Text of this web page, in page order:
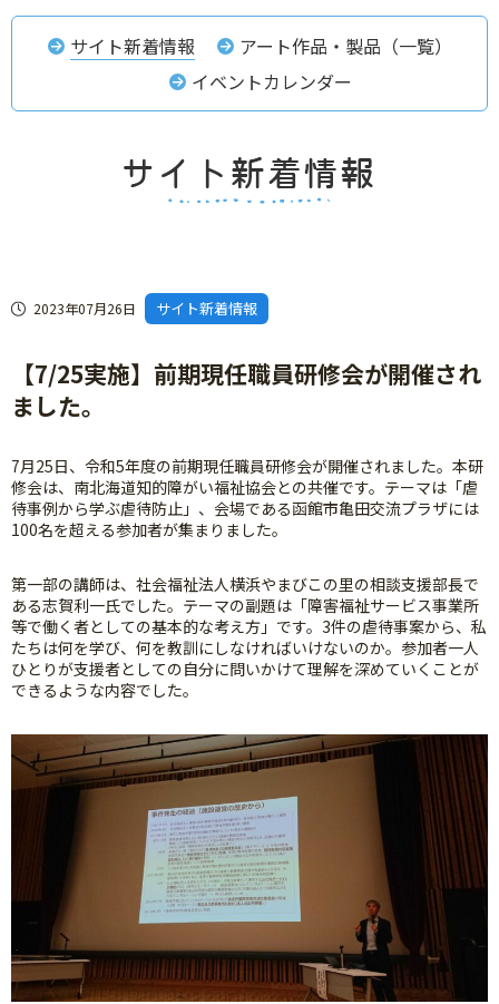
サイト新着情報
アート作品・製品（一覧）
イベントカレンダー
2023年07月26日 サイト新着情報
【7/25実施】前期現任職員研修会が開催され
ました。
7月25日、令和5年度の前期現任職員研修会が開催されました。本研
修会は、南北海道知的障がい福祉協会との共催です。テーマは「虐
待事例から学ぶ虐待防止」、会場である函館市亀田交流プラザには
100名を超える参加者が集まりました。
第一部の講師は、社会福祉法人横浜やまびこの里の相談支援部長で
ある志賀利一氏でした。テーマの副題は「障害福祉サービス事業所
等で働く者としての基本的な考え方」です。3件の虐待事案から、私
たちは何を学び、何を教訓にしなければいけないのか。参加者一人
ひとりが支援者としての自分に問いかけて理解を深めていくことが
できるような内容でした。